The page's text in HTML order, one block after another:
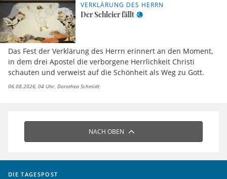
VERKLÄRUNG DES HERRN
Der Schleier fällt
Das Fest der Verklärung des Herrn erinnert an den Moment,
in dem drei Apostel die verborgene Herrlichkeit Christi
schauten und verweist auf die Schönheit als Weg zu Gott.
06.08.2026, 04 Uhr Dorothea Schmidt
NACH OBEN
DIE TAGESPOST